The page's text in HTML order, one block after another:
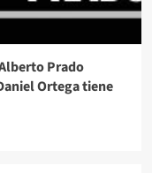
Prado
Ortega tiene